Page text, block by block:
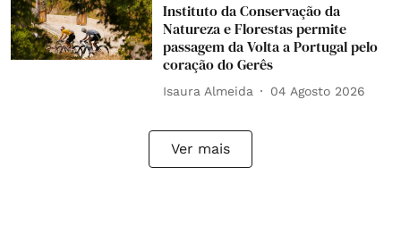
Instituto da Conservação da
Natureza e Florestas permite
passagem da Volta a Portugal pelo
coração do Gerês
Isaura Almeida 04 Agosto 2026
Ver mais